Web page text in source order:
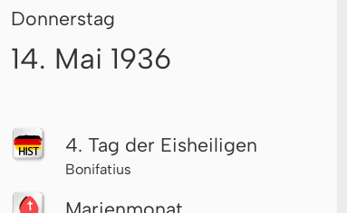
Donnerstag
14. Mai 1936
4. Tag der Eisheiligen
Bonifatius